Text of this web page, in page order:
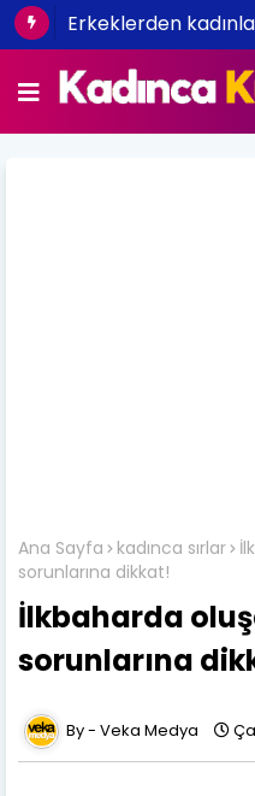
Erkeklerden
Ana Sayfa kadınca sırlar
sorunlarına dikkat!
İlkbaharda
sorunlarına
Veka Medya